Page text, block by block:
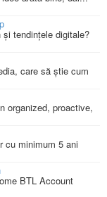
tendințele digitale?
care să știe cum
organized, proactive,
cu minimum 5 ani
BTL Account